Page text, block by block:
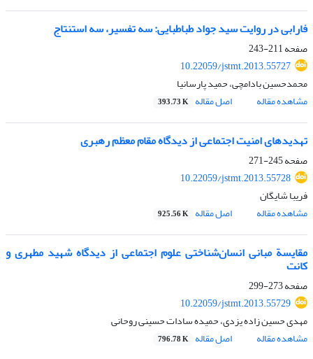
فارابی در روایت سید جواد طباطبایی: سه تفسیر، سه استنتاج
صفحه211-243
10.22059/jstmt.2013.55727
محمدحسین بادامچی، حمید پارسانیا
مشاهده مقاله
اصل مقاله 393.73 K
تهدیدهای امنیت اجتماعی از دیدگاه مقام معظم رهبری
صفحه245-271
10.22059/jstmt.2013.55728
فریبا شایگان
مشاهده مقاله
اصل مقاله 925.56 K
مقایسة مبانی انسان‌شناختی علوم اجتماعی از دیدگاه شهید مطهری و
کانت
صفحه273-299
10.22059/jstmt.2013.55729
مهدی حسین زاده یزدی، حمیده سادات حسینی روحانی
مشاهده مقاله
اصل مقاله 796.78 K